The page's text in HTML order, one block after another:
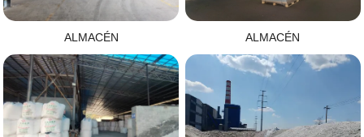
ALMACÉN ALMACÉN